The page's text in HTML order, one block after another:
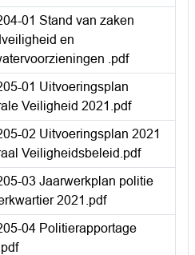
01 Stand van zaken
en
.pdf
01 Uitvoeringsplan
Veiligheid 2021.pdf
02 Uitvoeringsplan 2021
Veiligheidsbeleid.pdf
03 Jaarwerkplan politie
2021.pdf
04 Politierapportage